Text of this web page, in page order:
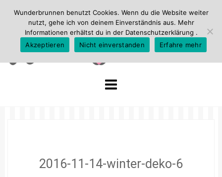
2016-11-14-winter-deko-6
Wunderbrunnen benutzt Cookies. Wenn du die Website weiter
nutzt, gehe ich von deinem Einverständnis aus. Mehr
Informationen erhältst du in der Datenschutzerklärung .
Akzeptieren
Nicht einverstanden Erfahre mehr